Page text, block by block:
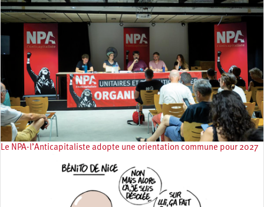
Le NPA-l’Anticapitaliste adopte une orientation commune pour 2027